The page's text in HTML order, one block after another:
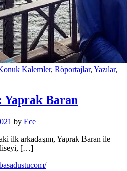
Kalemler, Röportajlar, Yazılar,
Yaprak Baran
by Ece
ilk arkadaşım, Yaprak Baran ile
liseyi, […]